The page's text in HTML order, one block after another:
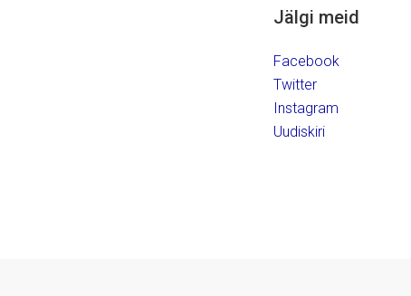
Jälgi meid
Facebook
Twitter
Instagram
Uudiskiri